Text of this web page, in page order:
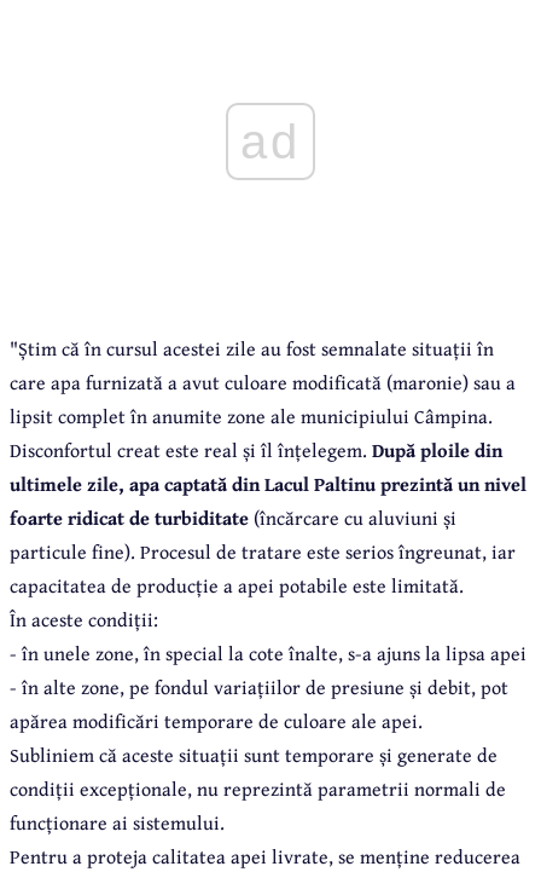
ad
"Știm că în cursul acestei zile au fost semnalate situații în
care apa furnizată a avut culoare modificată (maronie) sau a
lipsit complet în anumite zone ale municipiului Câmpina.
Disconfortul creat este real și îl înțelegem. După ploile din
ultimele zile, apa captată din Lacul Paltinu prezintă un nivel
foarte ridicat de turbiditate (încărcare cu aluviuni și
particule fine). Procesul de tratare este serios îngreunat, iar
capacitatea de producție a apei potabile este limitată.
În aceste condiții:
- în unele zone, în special la cote înalte, s-a ajuns la lipsa apei
- în alte zone, pe fondul variațiilor de presiune și debit, pot
apărea modificări temporare de culoare ale apei.
Subliniem că aceste situații sunt temporare și generate de
condiții excepționale, nu reprezintă parametrii normali de
funcționare ai sistemului.
Pentru a proteja calitatea apei livrate, se menține reducerea